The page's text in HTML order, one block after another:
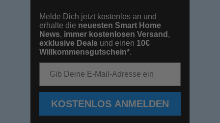
Melde Dich jetzt kostenlos an und
erhalte die neuesten Smart Home
News, immer kostenlosen Versand ,
exklusive Deals und einen 10€
Willkommensgutschein*.
KOSTENLOS ANMELDEN